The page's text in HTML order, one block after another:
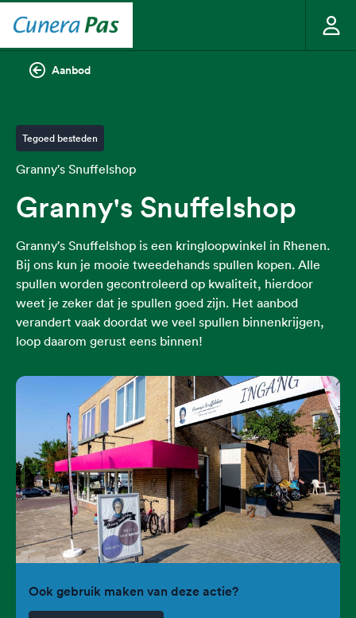
Aanbod
Tegoed besteden
Granny's Snuffelshop
Granny's Snuffelshop
Granny's Snuffelshop is een kringloopwinkel in Rhenen.
Bij ons kun je mooie tweedehands spullen kopen. Alle
spullen worden gecontroleerd op kwaliteit, hierdoor
weet je zeker dat je spullen goed zijn. Het aanbod
verandert vaak doordat we veel spullen binnenkrijgen,
loop daarom gerust eens binnen!
Ook gebruik maken van deze actie?